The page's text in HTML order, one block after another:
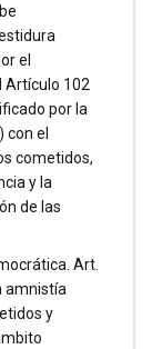
el
Artículo 102
por la
con el
cometidos,
y la
de las
Art.
amnistía
y